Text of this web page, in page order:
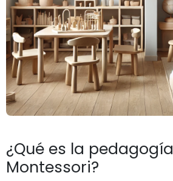
¿Qué es la pedagogía
Montessori?